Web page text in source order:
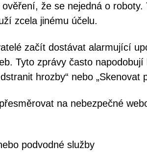
že se nejedná o roboty.
zcela jinému účelu.
začít dostávat alarmující
Tyto zprávy často napodobují
hrozby“ nebo „Skenovat
na nebezpečné
podvodné služby